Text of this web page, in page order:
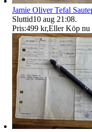
Jamie Oliver Tefal
Sluttid10 aug 21:08.
Pris:499 kr,Eller Köp nu